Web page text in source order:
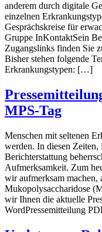
anderem durch digitale
einzelnen
Gesprächskreise für
Gruppe InKontaktSein
Zugangslinks finden Sie
Bisher stehen folgende
Erkrankungstypen: […]
MPS-Tag
Menschen mit seltenen
werden. In diesen
Berichterstattung
Aufmerksamkeit. Zum
wir aufmerksam machen,
Mukopolysaccharidose
wir Ihnen die aktuelle
WordPressemitteilung